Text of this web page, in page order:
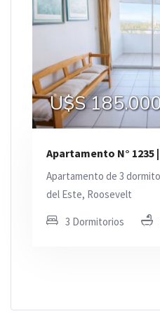
U$S
Apartamento N° 1235
Apartamento de 3
del Este, Roosevelt
3 Dormitorios